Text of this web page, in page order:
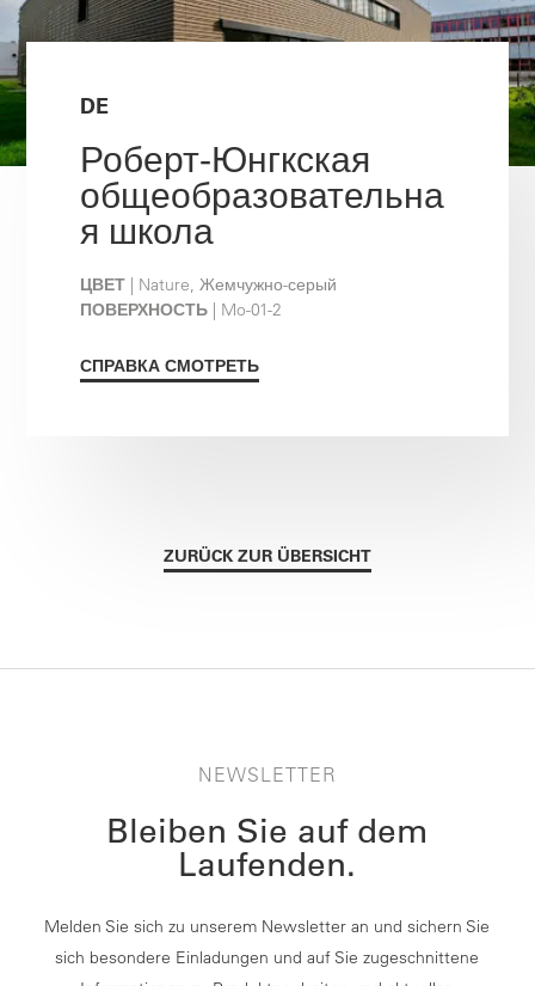
DE
Роберт-Юнгкская
общеобразовательна
я школа
ЦВЕТ | Nature, Жемчужно-серый
ПОВЕРХНОСТЬ | Mo-01-2
СПРАВКА СМОТРЕТЬ
ZURÜCK ZUR ÜBERSICHT
NEWSLETTER
Bleiben Sie auf dem
Laufenden.
Melden Sie sich zu unserem Newsletter an und sichern Sie
sich besondere Einladungen und auf Sie zugeschnittene